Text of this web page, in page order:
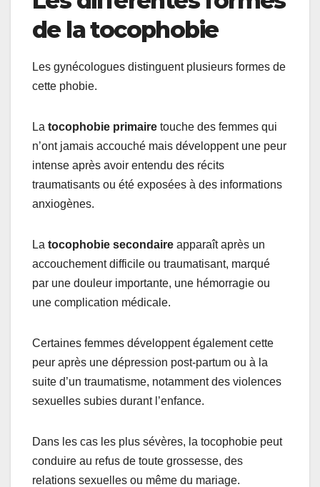
de la tocophobie
Les gynécologues distinguent plusieurs formes de
cette phobie.
La tocophobie primaire touche des femmes qui
n’ont jamais accouché mais développent une peur
intense après avoir entendu des récits
traumatisants ou été exposées à des informations
anxiogènes.
La tocophobie secondaire apparaît après un
accouchement difficile ou traumatisant, marqué
par une douleur importante, une hémorragie ou
une complication médicale.
Certaines femmes développent également cette
peur après une dépression post-partum ou à la
suite d’un traumatisme, notamment des violences
sexuelles subies durant l’enfance.
Dans les cas les plus sévères, la tocophobie peut
conduire au refus de toute grossesse, des
relations sexuelles ou même du mariage.